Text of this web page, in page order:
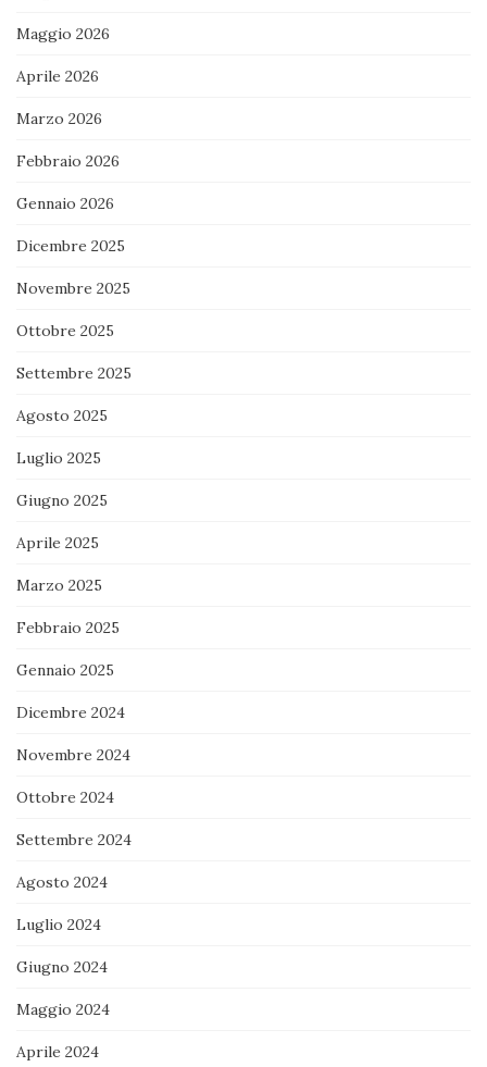
Maggio 2026
Aprile 2026
Marzo 2026
Febbraio 2026
Gennaio 2026
Dicembre 2025
Novembre 2025
Ottobre 2025
Settembre 2025
Agosto 2025
Luglio 2025
Giugno 2025
Aprile 2025
Marzo 2025
Febbraio 2025
Gennaio 2025
Dicembre 2024
Novembre 2024
Ottobre 2024
Settembre 2024
Agosto 2024
Luglio 2024
Giugno 2024
Maggio 2024
Aprile 2024